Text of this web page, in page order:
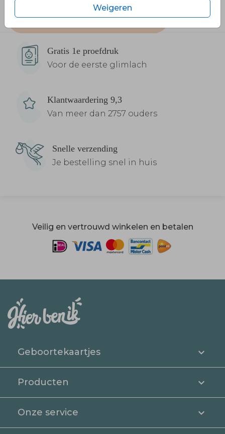
Weigeren
Bekijk de geboortesluitzegels
Gratis 1e proefdruk
Voor de eerste glimlach
Klantwaardering 9,3
Van meer dan 2757 ouders
Snelle verzending
Je bestelling snel in huis
Veilig en vertrouwd winkelen en betalen
Geboortekaartjes
Producten
Onze service